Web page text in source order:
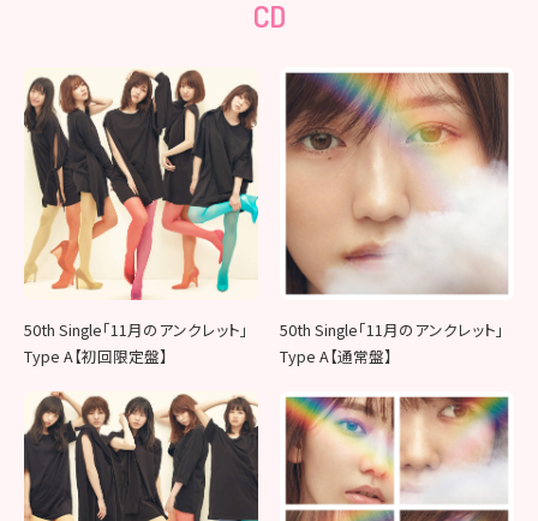
CD
50th Single「11月のアンクレット」
Type A【初回限定盤】
50th Single「11月のアンクレット」
Type A【通常盤】